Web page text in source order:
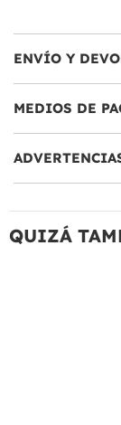
ENVÍO Y
MEDIOS DE
QUIZÁ